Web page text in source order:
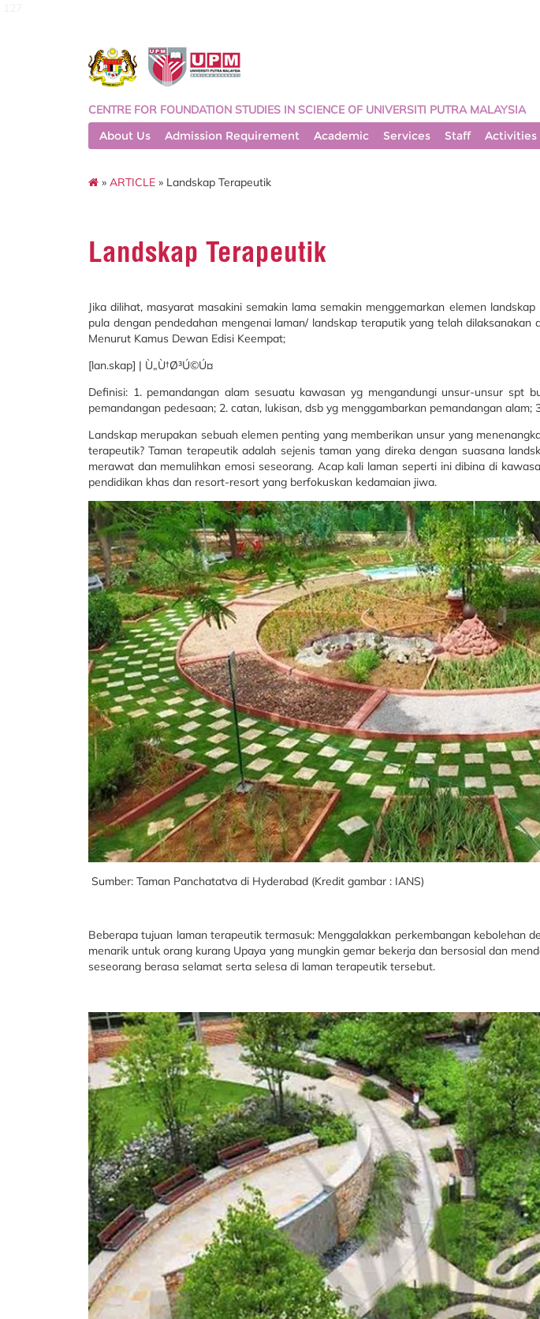
CENTRE FOR FOUNDATION STUDIES IN SCIENCE OF UNIVERSITI PUTRA MALAYSIA
About Us
Admission Requirement Academic Services Staff Activities
» ARTICLE » Landskap Terapeutik
Landskap Terapeutik
Jika dilihat, masyarat masakini semakin lama semakin menggemarkan elemen
pula dengan pendedahan mengenai laman/ landskap teraputik yang telah
Menurut Kamus Dewan Edisi Keempat;
[lan.skap] | Ù„Ù†Ø³Ú©Ú¤
Definisi: 1. pemandangan alam sesuatu kawasan yg mengandungi unsur-unsur spt
pemandangan pedesaan; 2. catan, lukisan, dsb yg menggambarkan pemandangan
Landskap merupakan sebuah elemen penting yang memberikan unsur yang
terapeutik? Taman terapeutik adalah sejenis taman yang direka dengan suasana
merawat dan memulihkan emosi seseorang. Acap kali laman seperti ini dibina di
pendidikan khas dan resort-resort yang berfokuskan kedamaian jiwa.
Sumber: Taman Panchatatva di Hyderabad (Kredit gambar : IANS)
Beberapa tujuan laman terapeutik termasuk: Menggalakkan perkembangan kebolehan
menarik untuk orang kurang Upaya yang mungkin gemar bekerja dan bersosial dan
seseorang berasa selamat serta selesa di laman terapeutik tersebut.